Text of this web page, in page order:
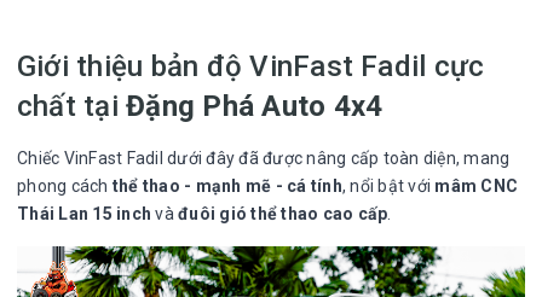
Giới thiệu bản độ VinFast Fadil cực
chất tạiĐặng Phá Auto 4x4
Chiếc VinFast Fadil dưới đây đã được nâng cấp toàn diện, mang
phong cách thể thao - mạnh mẽ - cá tính, nổi bật với mâm CNC
Thái Lan 15 inch vàđuôi gió thể thao cao cấp.